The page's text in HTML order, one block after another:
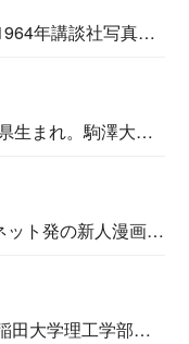
年講談社写真部
生まれ。駒澤大学
ット発の新人漫画
田大学理工学部物